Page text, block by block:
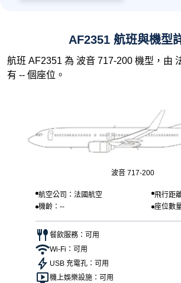
AF2351 航班與機型
航班 AF2351 為 波音 717-200 機型，由
有 -- 個座位。
波音 717-200
航空公司：法國航空
飛行距
機齡：--
座位數
餐飲服務：可用
Wi-Fi：可用
USB 充電孔：可用
機上娛樂設施：可用